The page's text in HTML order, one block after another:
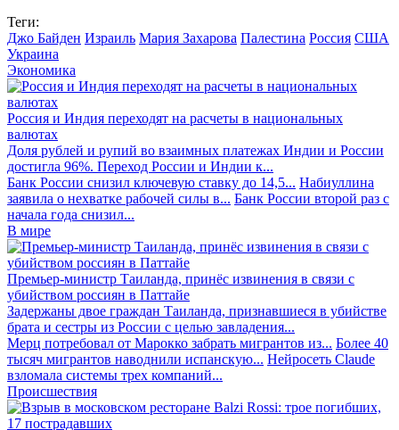
Теги:
Джо Байден Израиль Мария Захарова Палестина Россия США
Украина
Экономика
Россия и Индия переходят на расчеты в национальных
валютах
Доля рублей и рупий во взаимных платежах Индии и России
достигла 96%. Переход России и Индии к...
Банк России снизил ключевую ставку до 14,5... Набиуллина
заявила о нехватке рабочей силы в... Банк России второй раз с
начала года снизил...
В мире
Премьер-министр Таиланда, принёс извинения в связи с
убийством россиян в Паттайе
Задержаны двое граждан Таиланда, признавшиеся в убийстве
брата и сестры из России с целью завладения...
Мерц потребовал от Марокко забрать мигрантов из... Более 40
тысяч мигрантов наводнили испанскую... Нейросеть Claude
взломала системы трех компаний...
Происшествия